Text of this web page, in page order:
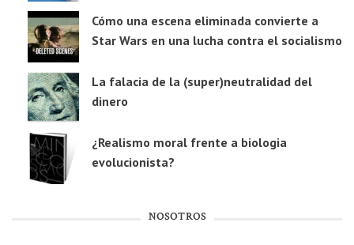
Cómo una escena eliminada convierte a
Star Wars en una lucha contra el socialismo
La falacia de la (super)neutralidad del
dinero
¿Realismo moral frente a biologia
evolucionista?
NOSOTROS